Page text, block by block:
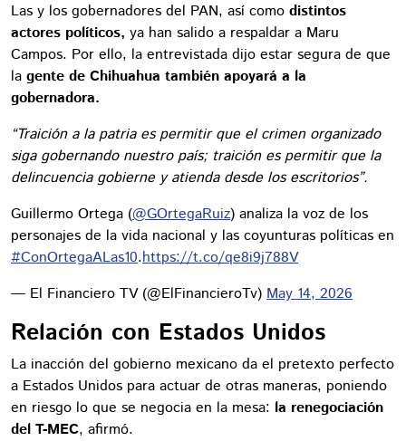
Las y los gobernadores del PAN, así como distintos
actores políticos, ya han salido a respaldar a Maru
Campos. Por ello, la entrevistada dijo estar segura de que
la gente de Chihuahua también apoyará a la
gobernadora.
“Traición a la patria es permitir que el crimen organizado
siga gobernando nuestro país; traición es permitir que la
delincuencia gobierne y atienda desde los escritorios”.
Guillermo Ortega (@GOrtegaRuiz) analiza la voz de los
personajes de la vida nacional y las coyunturas políticas en
#ConOrtegaALas10.https://t.co/qe8i9j788V
— El Financiero TV (@ElFinancieroTv) May 14, 2026
Relación con Estados Unidos
La inacción del gobierno mexicano da el pretexto perfecto
a Estados Unidos para actuar de otras maneras, poniendo
en riesgo lo que se negocia en la mesa: la renegociación
del T-MEC, afirmó.